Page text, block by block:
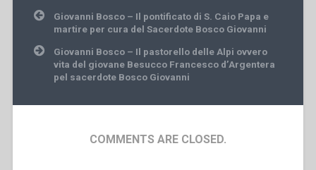
Post
navigation
Giovanni Bosco – Il pontificato di S. Caio Papa e
martire per cura del Sacerdote Bosco Giovanni
Giovanni Bosco – Il pastorello delle Alpi ovvero
vita del giovane Besucco Francesco d’Argentera
pel sacerdote Bosco Giovanni
COMMENTS ARE CLOSED.